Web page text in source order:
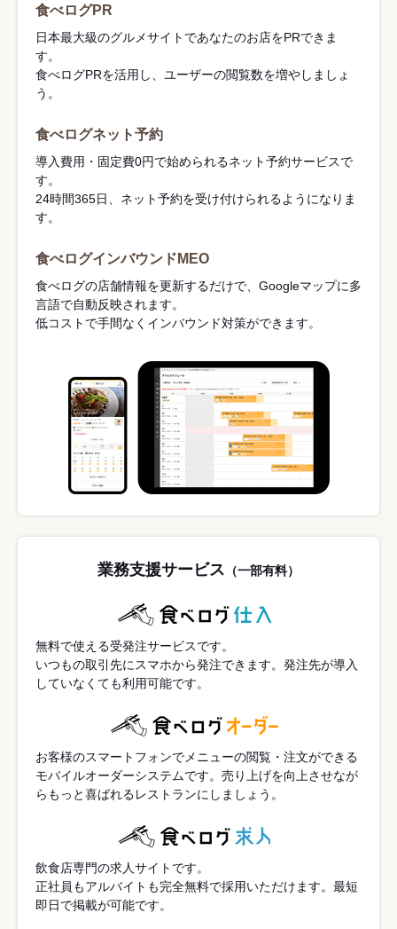
食べログPR
日本最大級のグルメサイトであなたのお店をPRできま
す。
食べログPRを活用し、ユーザーの閲覧数を増やしましょ
う。
食べログネット予約
導入費用・固定費0円で始められるネット予約サービスで
す。
24時間365日、ネット予約を受け付けられるようになりま
す。
食べログインバウンドMEO
食べログの店舗情報を更新するだけで、Googleマップに多
言語で自動反映されます。
低コストで手間なくインバウンド対策ができます。
業務支援サービス （一部有料）
無料で使える受発注サービスです。
いつもの取引先にスマホから発注できます。発注先が導入
していなくても利用可能です。
お客様のスマートフォンでメニューの閲覧・注文ができる
モバイルオーダーシステムです。売り上げを向上させなが
らもっと喜ばれるレストランにしましょう。
飲食店専門の求人サイトです。
正社員もアルバイトも完全無料で採用いただけます。最短
即日で掲載が可能です。